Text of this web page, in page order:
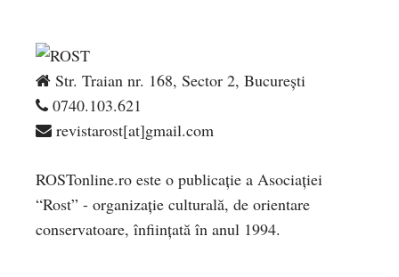
Str. Traian nr. 168, Sector 2, București
0740.103.621
revistarost[at]gmail.com
ROSTonline.ro este o publicaţie a Asociaţiei
“Rost” - organizaţie culturală, de orientare
conservatoare, înfiinţată în anul 1994.